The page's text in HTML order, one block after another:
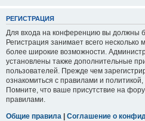
РЕГИСТРАЦИЯ
Для входа на конференцию вы должны
Регистрация занимает всего несколько
более широкие возможности.
установлены также дополнительные
пользователей. Прежде чем
ознакомиться с правилами и
Помните, что ваше присутствие на
правилами.
Общие правила | Соглашение о